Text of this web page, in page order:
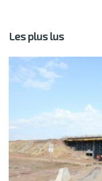
Les plus lus